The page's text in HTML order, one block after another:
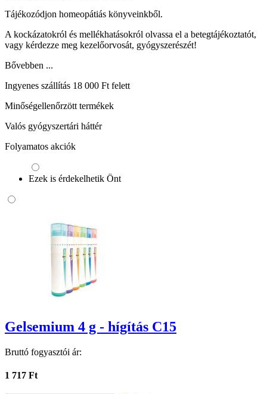
Tájékozódjon homeopátiás könyveinkből.
A kockázatokról és mellékhatásokról olvassa el a betegtájékoztatót,
vagy kérdezze meg kezelőorvosát, gyógyszerészét!
Bővebben ...
Ingyenes szállítás 18 000 Ft felett
Minőségellenőrzött termékek
Valós gyógyszertári háttér
Folyamatos akciók
Ezek is érdekelhetik Önt
Gelsemium 4 g - hígítás C15
Bruttó fogyasztói ár:
1 717 Ft